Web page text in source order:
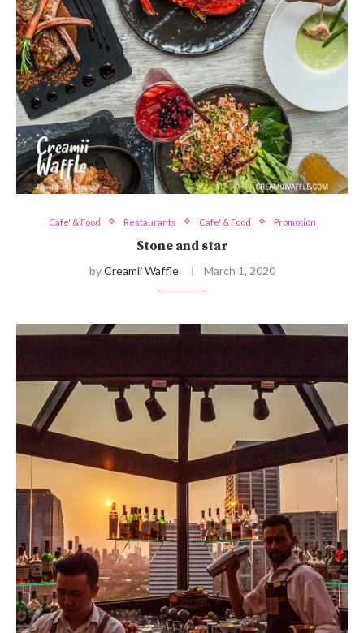
Cafe' & Food Restaurants Cafe' & Food Promotion
Stone and star
byCreamii Waffle March 1, 2020